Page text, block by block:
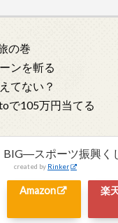
の巻
ンを斬る
てない？
で105万円当てる
BIG―スポーツ振興く
created by Rinker
Amazon 楽